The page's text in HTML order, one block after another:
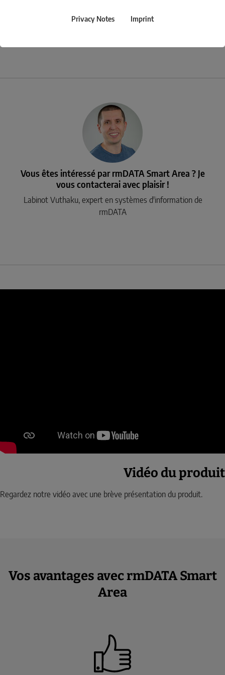
Privacy Notes Imprint
Vous êtes intéressé par rmDATA Smart Area ? Je
vous contacterai avec plaisir !
Labinot Vuthaku, expert en systèmes d'information de
rmDATA
Vidéo du produit
Regardez notre vidéo avec une brève présentation du produit.
Vos avantages avec rmDATA Smart
Area